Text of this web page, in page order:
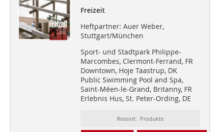
Freizeit
Heftpartner: Auer Weber,
Stuttgart/München
Sport- und Stadtpark Philippe-
Marcombes, Clermont-Ferrand, FR
Downtown, Hoje Taastrup, DK
Public Swimming Pool and Spa,
Saint-Méen-le-Grand, Britanny, FR
Erlebnis Hus, St. Peter-Ording, DE
Ressort: Produkte